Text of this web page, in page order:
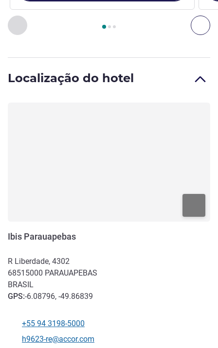
Anterior - Quarto
Página , Quarto 1 : Apartamento Standard com 1
Localização do hotel
Ibis Parauapebas
R Liberdade, 4302
68515000 PARAUAPEBAS
BRASIL
GPS:-6.08796, -49.86839
Telefone
+55 94 3198-5000
E-mail de contacto
h9623-re@accor.com